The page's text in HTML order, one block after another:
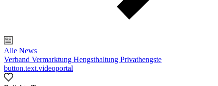
Alle News
Verband Vermarktung Hengsthaltung Privathengste
button.text.videoportal